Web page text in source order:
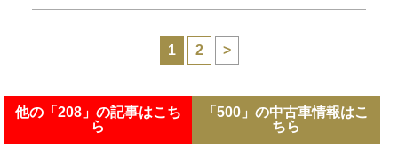
1 2 >
他の「208」の記事はこち
ら
「500」の中古車情報はこ
ちら